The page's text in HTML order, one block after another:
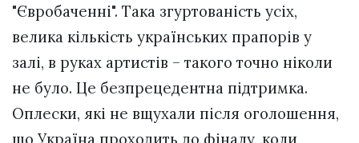
"Євробаченні". Така згуртованість усіх,
велика кількість українських прапорів у
залі, в руках артистів – такого точно ніколи
не було. Це безпрецедентна підтримка.
Оплески, які не вщухали після оголошення,
що Україна проходить до фіналу, коли